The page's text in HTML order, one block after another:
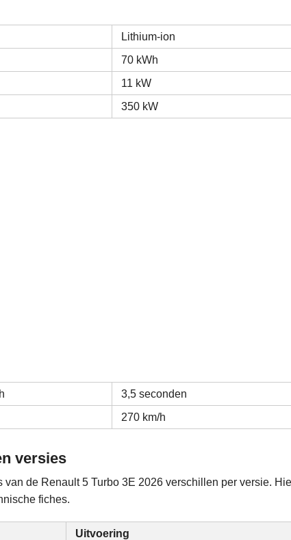
Lithium-ion
70 kWh
11 kW
350 kW
3,5 seconden
270 km/h
versies
van de Renault 5 Turbo 3E 2026 verschillen per versie.
fiches.
Uitvoering